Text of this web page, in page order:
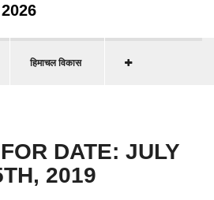
हिमाचल विकास
DATE: JULY
2019